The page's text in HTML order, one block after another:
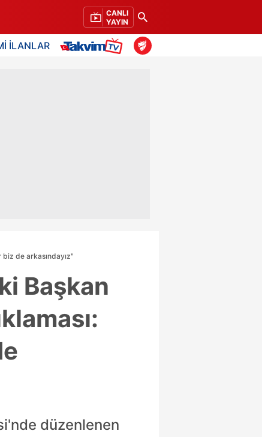
CANLI
YAYIN
İLANLAR
de arkasındayız"
Başkan
düzenlenen